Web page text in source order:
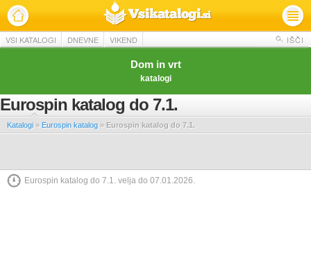
VSI KATALOGI DNEVNE VIKEND IŠČI
Dom in vrt
katalogi
Eurospin katalog do 7.1.
Katalogi » Eurospin katalog » Eurospin katalog do 7.1.
Eurospin katalog do 7.1. velja do 07.01.2026.